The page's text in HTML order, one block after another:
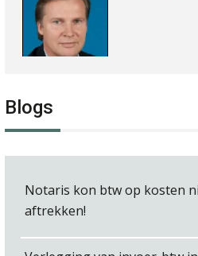
Blogs
Notaris kon btw op kosten
aftrekken!